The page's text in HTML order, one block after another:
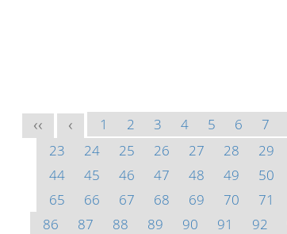
<< < 1 2 3 4 5 6 7
23
24 25 26 27 28 29
44
45 46 47 48 49 50
65
66 67 68 69 70 71
86
87 88 89 90 91 92